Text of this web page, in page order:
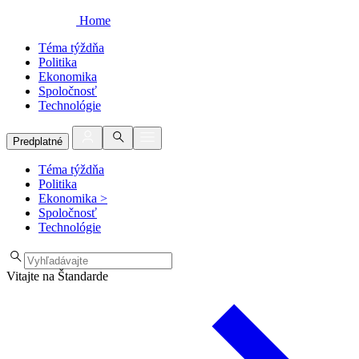
Home
Téma týždňa
Politika
Ekonomika
Spoločnosť
Technológie
Predplatné
Téma týždňa
Politika
Ekonomika >
Spoločnosť
Technológie
Vitajte na Štandarde